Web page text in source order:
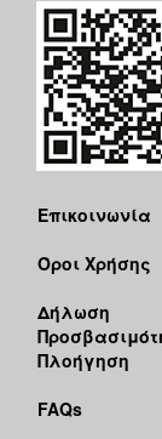
Επικοινωνία
Όροι Χρήσης
Δήλωση
Πλοήγηση
FAQs